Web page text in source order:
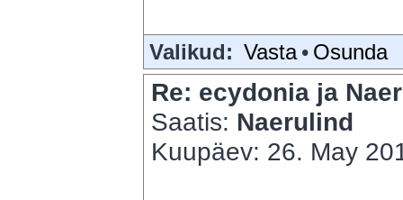
Valikud: Vasta • Osunda
Re: ecydonia ja
Saatis: Naerulind
Kuupäev: 26. May